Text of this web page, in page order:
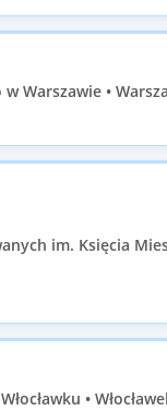
Warszawie •
im. Księcia
•